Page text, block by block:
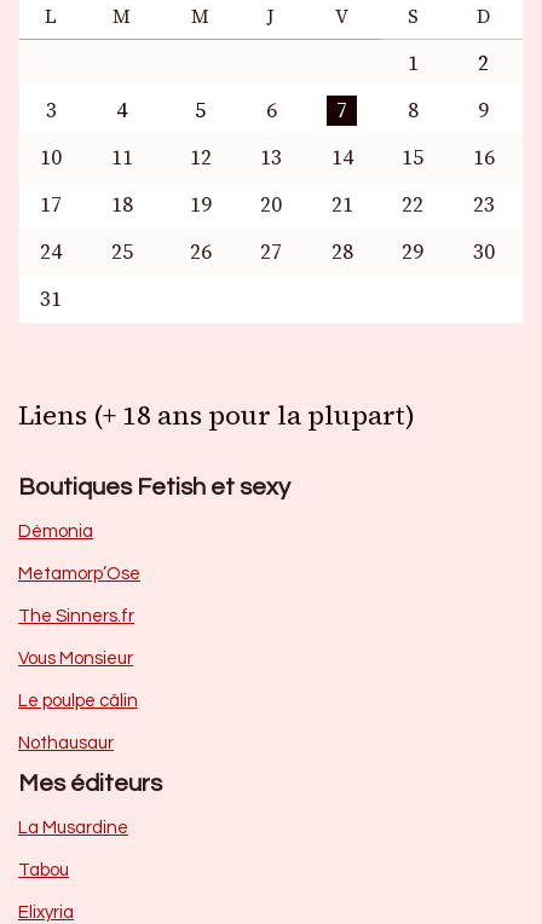
L M M J V S D
1
2
3
4 5 6 7 8
9
10
11 12 13 14 15
16
17
18 19 20 21 22
23
24
25 26 27 28 29
30
31
Liens (+ 18 ans pour la plupart)
Boutiques Fetish et sexy
Dèmonia
Metamorp’Ose
The Sinners.fr
Vous Monsieur
Le poulpe câlin
Nothausaur
Mes éditeurs
La Musardine
Tabou
Elixyria